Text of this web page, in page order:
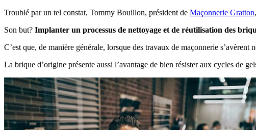
Troublé par un tel constat, Tommy Bouillon, président de Maçonnerie Gratton
Son but? Implanter un processus de nettoyage et de réutilisation des
C’est que, de manière générale, lorsque des travaux de maçonnerie
La brique d’origine présente aussi l’avantage de bien résister aux cycles de